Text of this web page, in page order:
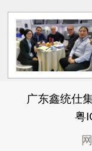
广东鑫统仕
粤